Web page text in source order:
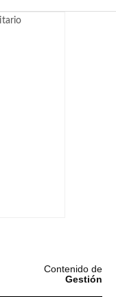
Contenido de
Gestión